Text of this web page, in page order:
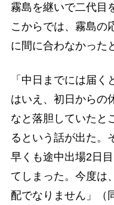
霧島を継いで二代目
こからでは、霧島の
に間に合わなかった
「中日までには届
はいえ、初日からの
なと落胆していたと
るという話が出た。
早くも途中出場2日
てしまった。今度は
配でなりません」（